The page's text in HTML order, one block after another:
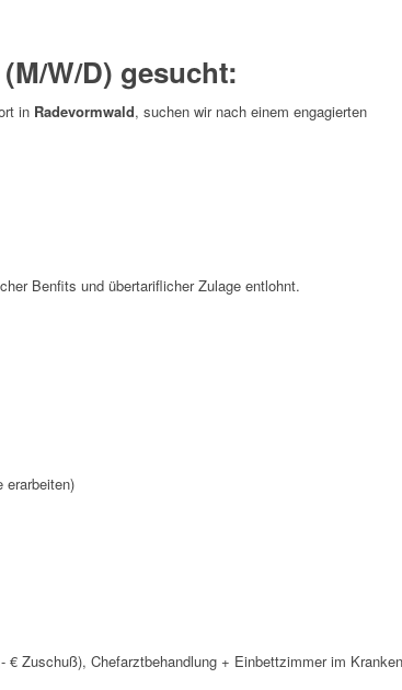
W/D) gesucht:
in Radevormwald, suchen wir nach einem engagierten
Benfits und übertariflicher Zulage entlohnt.
erarbeiten)
Zuschuß), Chefarztbehandlung + Einbettzimmer im